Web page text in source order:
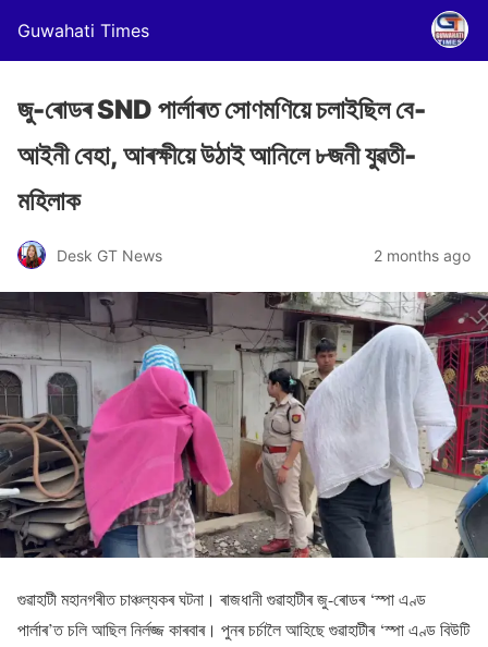
Guwahati Times
জু-ৰোডৰ SND পাৰ্লাৰত সোণমণিয়ে চলাইছিল বে-
আইনী বেহা, আৰক্ষীয়ে উঠাই আনিলে ৮জনী যুৱতী-
মহিলাক
Desk GT News 2 months ago
গুৱাহাটী মহানগৰীত চাঞ্চল্যকৰ ঘটনা। ৰাজধানী গুৱাহাটীৰ জু-ৰোডৰ ‘স্পা এণ্ড
পাৰ্লাৰ’ত চলি আছিল নিৰ্লজ্জ কাৰবাৰ। পুনৰ চৰ্চালৈ আহিছে গুৱাহাটীৰ ‘স্পা এণ্ড বিউটি